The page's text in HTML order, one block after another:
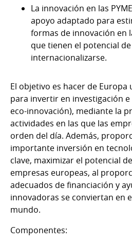
La innovación en las
apoyo adaptado para
formas de innovación en
que tienen el potencial
internacionalizarse.
El objetivo es hacer de
para invertir en investigación
eco-innovación), mediante la
actividades en las que las
orden del día. Además,
importante inversión en
clave, maximizar el potencial
empresas europeas, al
adecuados de financiación y
innovadoras se conviertan en
mundo.
Componentes: